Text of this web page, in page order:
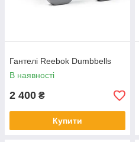
Гантелі Reebok Dumbbells
В наявності
2 400 ₴
Купити